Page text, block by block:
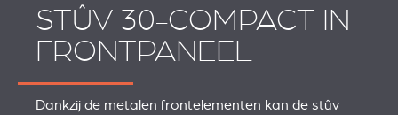
STÛV 30-COMPACT IN
FRONTPANEEL
Dankzij de metalen frontelementen kan de stûv